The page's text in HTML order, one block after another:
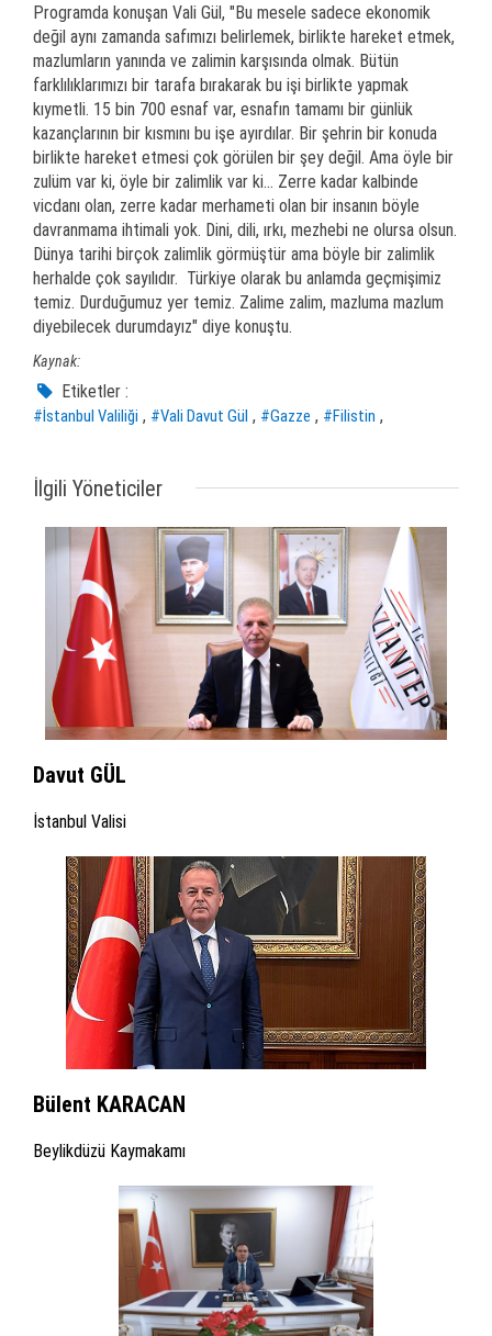
Programda konuşan Vali Gül, "Bu mesele sadece ekonomik
değil aynı zamanda safımızı belirlemek, birlikte hareket etmek,
mazlumların yanında ve zalimin karşısında olmak. Bütün
farklılıklarımızı bir tarafa bırakarak bu işi birlikte yapmak
kıymetli. 15 bin 700 esnaf var, esnafın tamamı bir günlük
kazançlarının bir kısmını bu işe ayırdılar. Bir şehrin bir konuda
birlikte hareket etmesi çok görülen bir şey değil. Ama öyle bir
zulüm var ki, öyle bir zalimlik var ki... Zerre kadar kalbinde
vicdanı olan, zerre kadar merhameti olan bir insanın böyle
davranmama ihtimali yok. Dini, dili, ırkı, mezhebi ne olursa olsun.
Dünya tarihi birçok zalimlik görmüştür ama böyle bir zalimlik
herhalde çok sayılıdır. Türkiye olarak bu anlamda geçmişimiz
temiz. Durduğumuz yer temiz. Zalime zalim, mazluma mazlum
diyebilecek durumdayız" diye konuştu.
Kaynak:
Etiketler :
#İstanbul Valiliği , #Vali Davut Gül , #Gazze , #Filistin ,
İlgili Yöneticiler
Davut GÜL
İstanbul Valisi
Bülent KARACAN
Beylikdüzü Kaymakamı